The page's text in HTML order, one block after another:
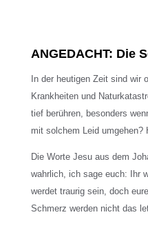
ANGEDACHT: Die
In der heutigen Zeit sind wir
Krankheiten und
tief berühren, besonders
mit solchem Leid
Die Worte Jesu aus dem
wahrlich, ich sage euch: Ihr
werdet traurig sein, doch
Schmerz werden nicht das